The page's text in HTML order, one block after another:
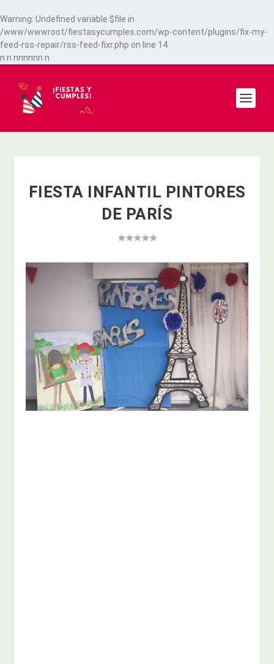
Warning: Undefined variable $file in
/www/wwwroot/fiestasycumples.com/wp-content/plugins/fix-my-
feed-rss-repair/rss-feed-fixr.php on line 14
n n nnnnnn n
FIESTA INFANTIL PINTORES
DE PARÍS